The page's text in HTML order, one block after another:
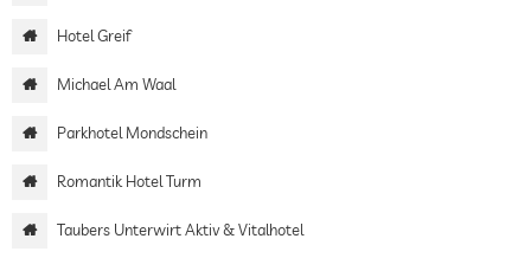
Hotel Greif
Michael Am Waal
Parkhotel Mondschein
Romantik Hotel Turm
Taubers Unterwirt Aktiv & Vitalhotel